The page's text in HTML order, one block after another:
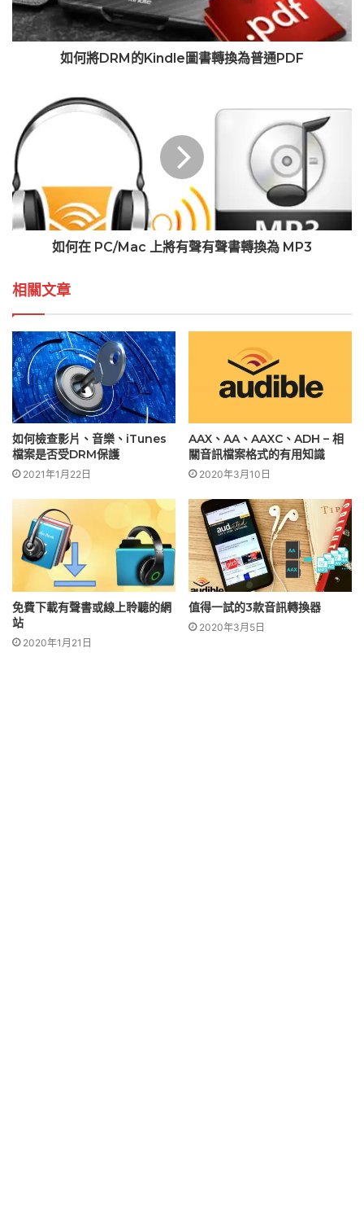
如何將DRM的Kindle圖書轉換為普通PDF
如何在 PC/Mac 上將有聲有聲書轉換為 MP3
相關文章
如何檢查影片、音樂、iTunes
檔案是否受DRM保護
2021年1月22日
AAX、AA、AAXC、ADH – 相
關音訊檔案格式的有用知識
2020年3月10日
免費下載有聲書或線上聆聽的網
站
2020年1月21日
值得一試的3款音訊轉換器
2020年3月5日